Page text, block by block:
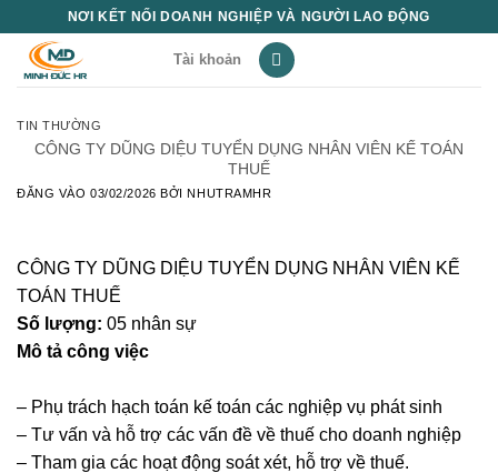
NƠI KẾT NỐI DOANH NGHIỆP VÀ NGƯỜI LAO ĐỘNG
Tài khoản
TIN THƯỜNG
CÔNG TY DŨNG DIỆU TUYỂN DỤNG NHÂN VIÊN KẾ TOÁN
THUẾ
ĐĂNG VÀO03/02/2026 BỞINHUTRAMHR
CÔNG TY DŨNG DIỆU TUYỂN DỤNG NHÂN VIÊN KẾ
TOÁN THUẾ
Số lượng: 05 nhân sự
Mô tả công việc
– Phụ trách hạch toán kế toán các nghiệp vụ phát sinh
– Tư vấn và hỗ trợ các vấn đề về thuế cho doanh nghiệp
– Tham gia các hoạt động soát xét, hỗ trợ về thuế.